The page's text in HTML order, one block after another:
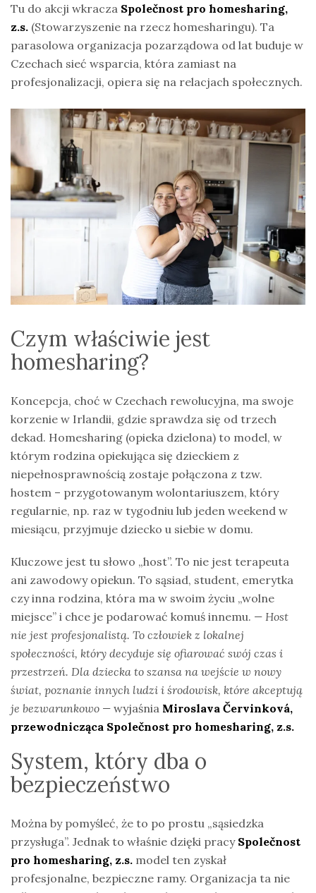
Tu do akcji wkracza Společnost pro homesharing,
z.s. (Stowarzyszenie na rzecz homesharingu). Ta
parasolowa organizacja pozarządowa od lat buduje w
Czechach sieć wsparcia, która zamiast na
profesjonalizacji, opiera się na relacjach społecznych.
Czym właściwie jest
homesharing?
Koncepcja, choć w Czechach rewolucyjna, ma swoje
korzenie w Irlandii, gdzie sprawdza się od trzech
dekad. Homesharing (opieka dzielona) to model, w
którym rodzina opiekująca się dzieckiem z
niepełnosprawnością zostaje połączona z tzw.
hostem – przygotowanym wolontariuszem, który
regularnie, np. raz w tygodniu lub jeden weekend w
miesiącu, przyjmuje dziecko u siebie w domu.
Kluczowe jest tu słowo „host”. To nie jest terapeuta
ani zawodowy opiekun. To sąsiad, student, emerytka
czy inna rodzina, która ma w swoim życiu „wolne
miejsce” i chce je podarować komuś innemu. — Host
nie jest profesjonalistą. To człowiek z lokalnej
społeczności, który decyduje się ofiarować swój czas i
przestrzeń. Dla dziecka to szansa na wejście w nowy
świat, poznanie innych ludzi i środowisk, które akceptują
je bezwarunkowo — wyjaśnia Miroslava Červinková,
przewodnicząca Společnost pro homesharing, z.s.
System, który dba o
bezpieczeństwo
Można by pomyśleć, że to po prostu „sąsiedzka
przysługa”. Jednak to właśnie dzięki pracy Společnost
pro homesharing, z.s. model ten zyskał
profesjonalne, bezpieczne ramy. Organizacja ta nie